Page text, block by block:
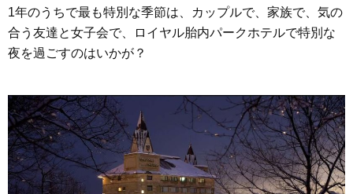
1年のうちで最も特別な季節は、カップルで、家族で、気の
合う友達と女子会で、ロイヤル胎内パークホテルで特別な
夜を過ごすのはいかが？